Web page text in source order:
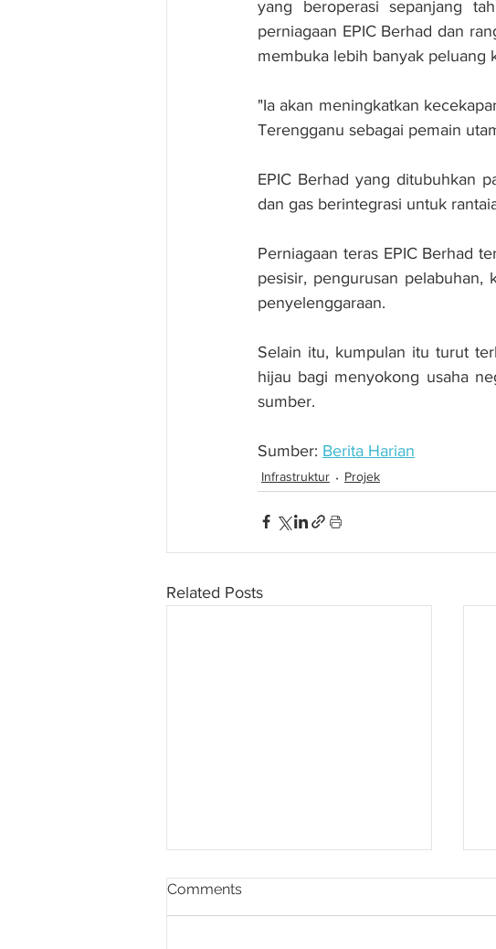
yang beroperasi sepanjang
perniagaan EPIC Berhad dan
membuka lebih banyak peluang
"Ia akan meningkatkan
Terengganu sebagai pemain
EPIC Berhad yang ditubuhkan
dan gas berintegrasi untuk
Perniagaan teras EPIC Berhad
pesisir, pengurusan pelabuhan,
penyelenggaraan.
Selain itu, kumpulan itu turut
hijau bagi menyokong usaha
sumber.
Sumber: Berita Harian
Infrastruktur Projek
Related Posts
Comments